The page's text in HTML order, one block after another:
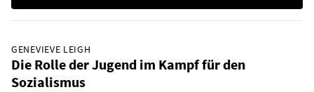
GENEVIEVE LEIGH
Die Rolle der Jugend im Kampf für den
Sozialismus